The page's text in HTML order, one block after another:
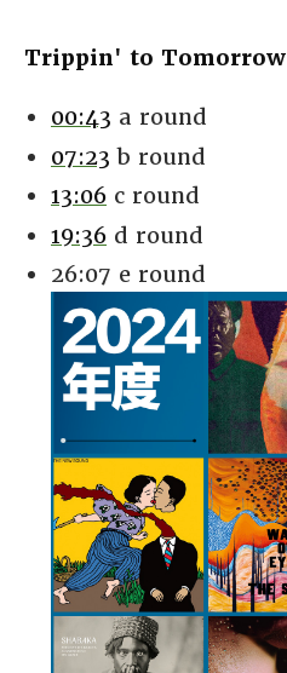
Trippin' to Tomorrow
00:43 a round
07:23 b round
13:06 c round
19:36 d round
26:07 e round